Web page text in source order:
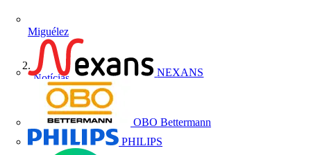
Miguélez
NEXANS
OBO Bettermann
PHILIPS
Notícias